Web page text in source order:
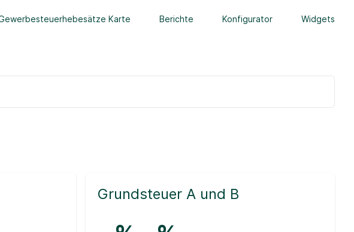
Karte Berichte Konfigurator Widgets
Grundsteuer A und B